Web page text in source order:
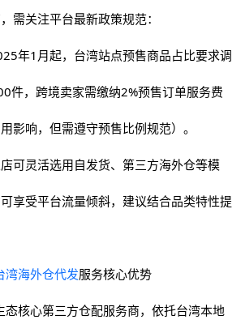
需关注平台最新政策规范：
年1月起，台湾站点预售商品占比要求调
件，跨境卖家需缴纳2%预售订单服务费
影响，但需遵守预售比例规范）。
可灵活选用自发货、第三方海外仓等模
享受平台流量倾斜，建议结合品类特性提
湾海外仓代发服务核心优势
态核心第三方仓配服务商，依托台湾本地